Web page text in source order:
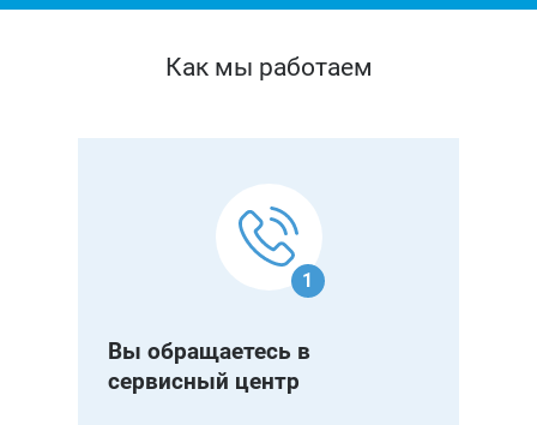
Как мы работаем
1
Вы обращаетесь в
сервисный центр